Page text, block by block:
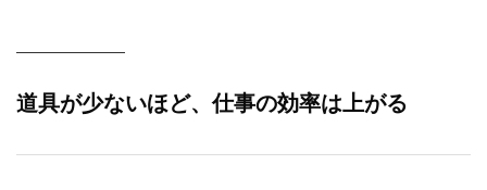
道具が少ないほど、仕事の効率は上がる